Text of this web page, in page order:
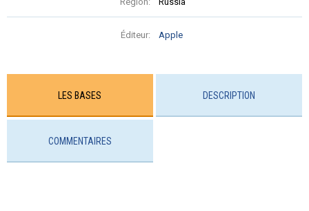
Éditeur: Apple
LES BASES DESCRIPTION
COMMENTAIRES